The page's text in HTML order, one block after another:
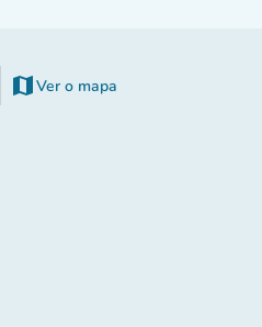
map Ver o mapa
(novo separador)